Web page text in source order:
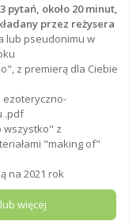
pytań, około 20 minut,
przez reżysera
lub pseudonimu w
z premierą dla Ciebie
ezoteryczno-
.pdf
wszystko" z
"making of"
na 2021 rok
więcej